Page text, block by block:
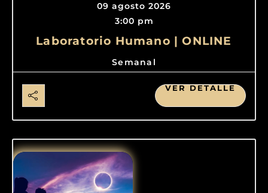
09 agosto 2026
3:00 pm
Laboratorio Humano | ONLINE
Semanal
VER DETALLE